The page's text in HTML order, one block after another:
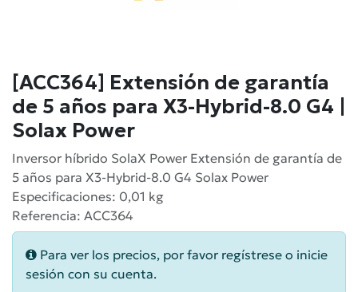
[ACC364] Extensión de garantía
de 5 años para X3-Hybrid-8.0 G4 |
Solax Power
Inversor híbrido SolaX Power Extensión de garantía de
5 años para X3-Hybrid-8.0 G4 Solax Power
Especificaciones: 0,01 kg
Referencia: ACC364
Para ver los precios, por favor regístrese o inicie
sesión con su cuenta.